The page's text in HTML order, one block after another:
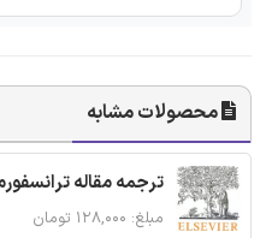
محصولات مشابه
ترجمه مقاله
مبلغ: ۱۲۸,۰۰۰ تومان